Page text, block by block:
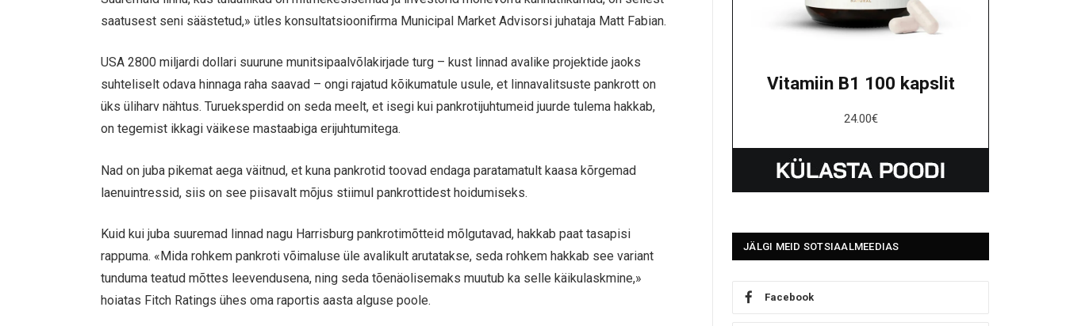
saatusest seni säästetud,» ütles konsultatsioonifirma Municipal Market Advisorsi juhataja Matt Fabian.
USA 2800 miljardi dollari suurune munitsipaalvõlakirjade turg – kust linnad avalike projektide jaoks
suhteliselt odava hinnaga raha saavad – ongi rajatud kõikumatule usule, et linnavalitsuste pankrott on
üks üliharv nähtus. Turueksperdid on seda meelt, et isegi kui pankrotijuhtumeid juurde tulema hakkab,
on tegemist ikkagi väikese mastaabiga erijuhtumitega.
Nad on juba pikemat aega väitnud, et kuna pankrotid toovad endaga paratamatult kaasa kõrgemad
laenuintressid, siis on see piisavalt mõjus stiimul pankrottidest hoidumiseks.
Kuid kui juba suuremad linnad nagu Harrisburg pankrotimõtteid mõlgutavad, hakkab paat tasapisi
rappuma. «Mida rohkem pankroti võimaluse üle avalikult arutatakse, seda rohkem hakkab see variant
tunduma teatud mõttes leevendusena, ning seda tõenäolisemaks muutub ka selle käikulaskmine,»
hoiatas Fitch Ratings ühes oma raportis aasta alguse poole.
Vitamiin B1 100 kapslit
24.00€
JÄLGI MEID SOTSIAALMEEDIAS
Facebook